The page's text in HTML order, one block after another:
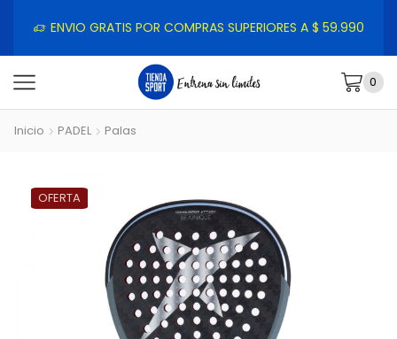
ENVIO GRATIS POR COMPRAS SUPERIORES A $ 59.990
0
Inicio PADEL Palas
OFERTA